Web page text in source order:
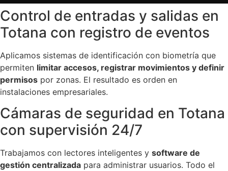
Control de entradas y salidas en
Totana con registro de eventos
Aplicamos sistemas de identificación con biometría que
permiten limitar accesos, registrar movimientos y definir
permisos por zonas. El resultado es orden en
instalaciones empresariales.
Cámaras de seguridad en Totana
con supervisión 24/7
Trabajamos con lectores inteligentes y software de
gestión centralizada para administrar usuarios. Todo el